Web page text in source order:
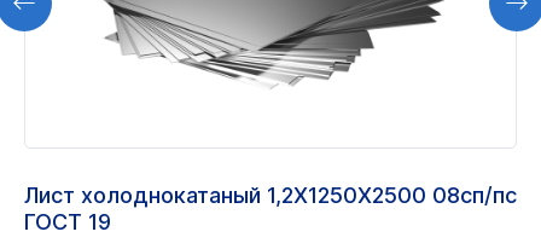
Лист холоднокатаный 1,2Х1250Х2500 08сп/пс
ГОСТ 19